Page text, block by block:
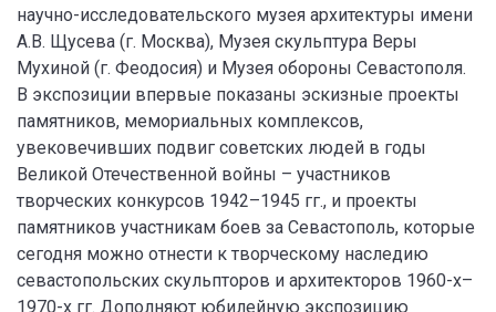
научно-исследовательского музея архитектуры имени
А.В. Щусева (г. Москва), Музея скульптура Веры
Мухиной (г. Феодосия) и Музея обороны Севастополя.
В экспозиции впервые показаны эскизные проекты
памятников, мемориальных комплексов,
увековечивших подвиг советских людей в годы
Великой Отечественной войны – участников
творческих конкурсов 1942–1945 гг., и проекты
памятников участникам боев за Севастополь, которые
сегодня можно отнести к творческому наследию
севастопольских скульпторов и архитекторов 1960-х–
1970-х гг. Дополняют юбилейную экспозицию